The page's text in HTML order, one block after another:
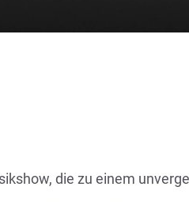
die zu einem